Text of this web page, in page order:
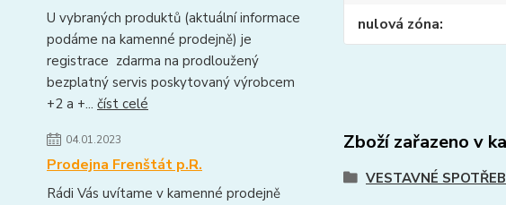
U vybraných produktů (aktuální informace
podáme na kamenné prodejně) je
registrace zdarma na prodloužený
bezplatný servis poskytovaný výrobcem
+2 a +... číst celé
04.01.2023
Prodejna Frenštát p.R.
Rádi Vás uvítame v kamenné prodejně
nulová zóna
Zboží zařazeno v
VESTAVNÉ